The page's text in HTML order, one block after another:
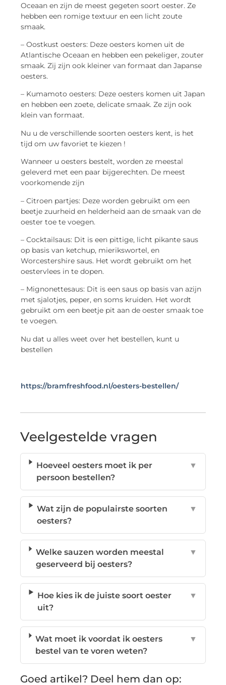
Oceaan en zijn de meest gegeten soort oester. Ze
hebben een romige textuur en een licht zoute
smaak.
– Oostkust oesters: Deze oesters komen uit de
Atlantische Oceaan en hebben een pekeliger, zouter
smaak. Zij zijn ook kleiner van formaat dan Japanse
oesters.
– Kumamoto oesters: Deze oesters komen uit Japan
en hebben een zoete, delicate smaak. Ze zijn ook
klein van formaat.
Nu u de verschillende soorten oesters kent, is het
tijd om uw favoriet te kiezen !
Wanneer u oesters bestelt, worden ze meestal
geleverd met een paar bijgerechten. De meest
voorkomende zijn
– Citroen partjes: Deze worden gebruikt om een
beetje zuurheid en helderheid aan de smaak van de
oester toe te voegen.
– Cocktailsaus: Dit is een pittige, licht pikante saus
op basis van ketchup, mierikswortel, en
Worcestershire saus. Het wordt gebruikt om het
oestervlees in te dopen.
– Mignonettesaus: Dit is een saus op basis van azijn
met sjalotjes, peper, en soms kruiden. Het wordt
gebruikt om een beetje pit aan de oester smaak toe
te voegen.
Nu dat u alles weet over het bestellen, kunt u
bestellen
https://bramfreshfood.nl/oesters-bestellen/
Veelgestelde vragen
Hoeveel oesters moet ik per
persoon bestellen?
▼
Wat zijn de populairste soorten
oesters?
▼
Welke sauzen worden meestal
geserveerd bij oesters?
▼
Hoe kies ik de juiste soort oester
uit?
▼
Wat moet ik voordat ik oesters
bestel van te voren weten?
▼
Goed artikel? Deel hem dan op: